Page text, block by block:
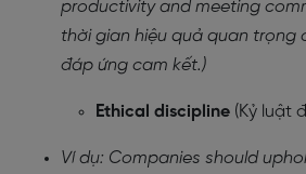
productivity and meeting
thời gian hiệu quả quan trọng
đáp ứng cam kết.)
Ethical discipline (Kỷ luật
Ví dụ: Companies should